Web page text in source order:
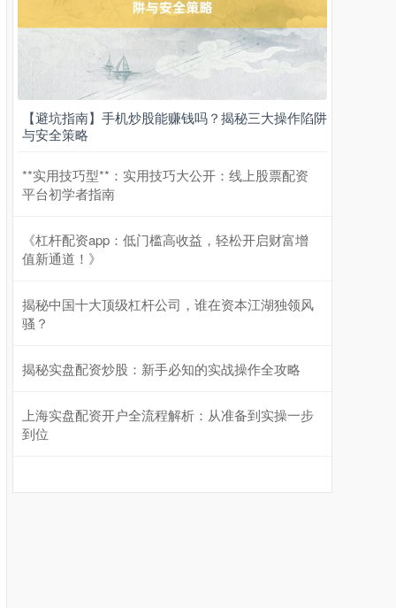
创业板指 3563.12
基金指数
国债指数
【避坑指南】手机炒股能赚钱吗？揭秘三大操作陷阱
与安全策略
**实用技巧型**：实用技巧大公开：线上股票配资
平台初学者指南
《杠杆配资app：低门槛高收益，轻松开启财富增
值新通道！》
揭秘中国十大顶级杠杆公司，谁在资本江湖独领风
骚？
揭秘实盘配资炒股：新手必知的实战操作全攻略
上海实盘配资开户全流程解析：从准备到实操一步
到位